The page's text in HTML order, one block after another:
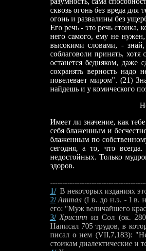
сквозь огонь без вреда для
огонь и развалины без
Его речь - это речь стоика,
него самого, ему не
высокими словами, -
соблаговоли принять,
останется бедняком, даже
сохранять верность надо
повелевает миром". (21)
найдешь и у комического
Несчастен, кто
Имеет ли значение, как
себя блаженным и
блаженным по
сегодня, а то, что
недостойных. Только
здоров.
1/ В некоторых изданиях
2/Аттал (I в. до н.э. - I в.
его: "Муж величайшего
3/Хрисипп из Сол (ок.
Написал 705 трудов, в
писал о нем (VII,7,183):
стоикам диалектические и